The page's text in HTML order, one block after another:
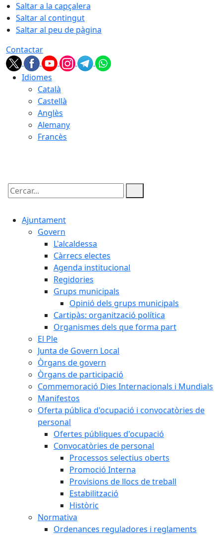
Saltar a la capçalera
Saltar al contingut
Saltar al peu de pàgina
Contactar
Idiomes
Català
Castellà
Anglès
Alemany
Francès
Cercar:
Ajuntament
Govern
L'alcaldessa
Càrrecs electes
Agenda institucional
Regidories
Grups municipals
Opinió dels grups municipals
Cartipàs: organització política
Organismes dels que forma part
El Ple
Junta de Govern Local
Òrgans de govern
Òrgans de participació
Commemoració Dies Internacionals i Mundials
Manifestos
Oferta pública d'ocupació i convocatòries de
personal
Ofertes públiques d'ocupació
Convocatòries de personal
Processos selectius oberts
Promoció Interna
Provisions de llocs de treball
Estabilització
Històric
Normativa
Ordenances reguladores i reglaments